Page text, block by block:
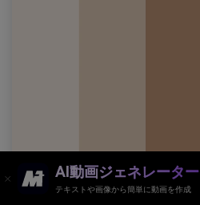
AI動画ジェネレーター
テキストや画像から簡単に動画を作成